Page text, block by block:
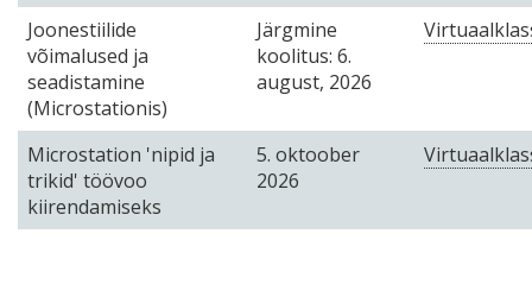
Joonestiilide
võimalused ja
seadistamine
(Microstationis)
Järgmine
koolitus: 6.
august, 2026
Microstation 'nipid ja
trikid' töövoo
kiirendamiseks
5. oktoober
2026